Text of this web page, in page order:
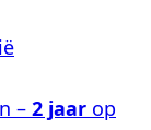
– 2 jaar op